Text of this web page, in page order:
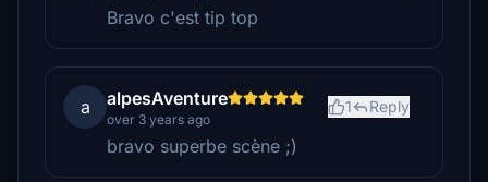
Bravo c'est tip top
a alpesAventure
over 3 years ago
1 Reply
bravo superbe scène ;)